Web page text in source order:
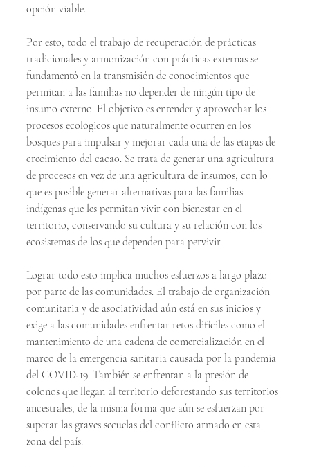
opción viable.
Por esto, todo el trabajo de recuperación de prácticas
tradicionales y armonización con prácticas externas se
fundamentó en la transmisión de conocimientos que
permitan a las familias no depender de ningún tipo de
insumo externo. El objetivo es entender y aprovechar los
procesos ecológicos que naturalmente ocurren en los
bosques para impulsar y mejorar cada una de las etapas de
crecimiento del cacao. Se trata de generar una agricultura
de procesos en vez de una agricultura de insumos, con lo
que es posible generar alternativas para las familias
indígenas que les permitan vivir con bienestar en el
territorio, conservando su cultura y su relación con los
ecosistemas de los que dependen para pervivir.
Lograr todo esto implica muchos esfuerzos a largo plazo
por parte de las comunidades. El trabajo de organización
comunitaria y de asociatividad aún está en sus inicios y
exige a las comunidades enfrentar retos difíciles como el
mantenimiento de una cadena de comercialización en el
marco de la emergencia sanitaria causada por la pandemia
del COVID-19. También se enfrentan a la presión de
colonos que llegan al territorio deforestando sus territorios
ancestrales, de la misma forma que aún se esfuerzan por
superar las graves secuelas del conflicto armado en esta
zona del país.